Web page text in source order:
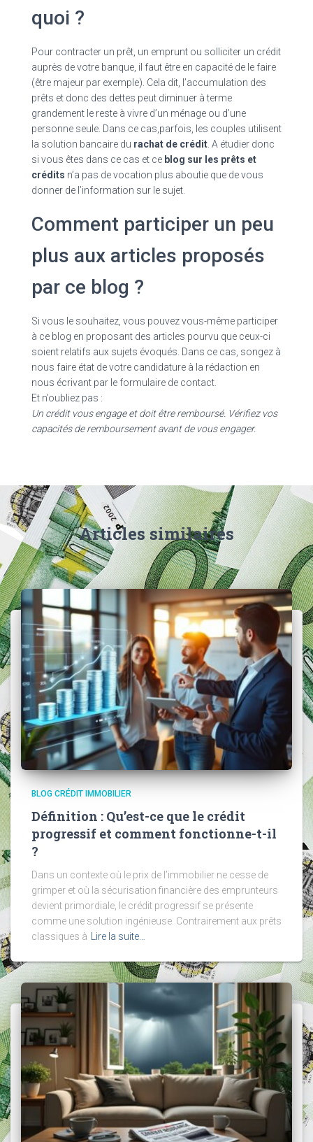
quoi ?
Pour contracter un prêt, un emprunt ou solliciter un crédit
auprès de votre banque, il faut être en capacité de le faire
(être majeur par exemple). Cela dit, l’accumulation des
prêts et donc des dettes peut diminuer à terme
grandement le reste à vivre d’un ménage ou d’une
personne seule. Dans ce cas,parfois, les couples utilisent
la solution bancaire du rachat de crédit . A étudier donc
si vous êtes dans ce cas et ce blog sur les prêts et
crédits n’a pas de vocation plus aboutie que de vous
donner de l’information sur le sujet.
Comment participer un peu
plus aux articles proposés
par ce blog ?
Si vous le souhaitez, vous pouvez vous-même participer
à ce blog en proposant des articles pourvu que ceux-ci
soient relatifs aux sujets évoqués. Dans ce cas, songez à
nous faire état de votre candidature à la rédaction en
nous écrivant par le formulaire de contact.
Et n’oubliez pas :
Un crédit vous engage et doit être remboursé. Vérifiez vos
capacités de remboursement avant de vous engager.
Articles similaires
BLOG CRÉDIT IMMOBILIER
Définition : Qu’est-ce que le crédit
progressif et comment fonctionne-t-il
?
Dans un contexte où le prix de l’immobilier ne cesse de
grimper et où la sécurisation financière des emprunteurs
devient primordiale, le crédit progressif se présente
comme une solution ingénieuse. Contrairement aux prêts
classiques à Lire la suite…